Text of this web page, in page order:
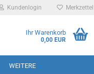
Kundenlogin Merkzettel
Ihr Warenkorb
0,00 EUR
WEITERE